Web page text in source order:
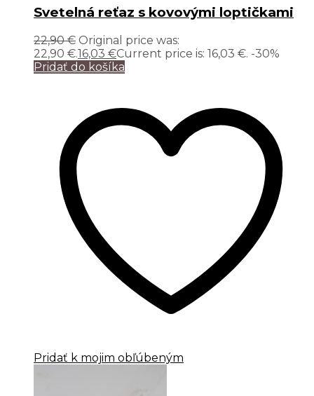
Svetelná reťaz s kovovými loptičkami
22,90€ Original price was:
22,90 €.16,03 €Current price is: 16,03 €. -30%
Pridať do košíka
Pridať k mojim obľúbeným